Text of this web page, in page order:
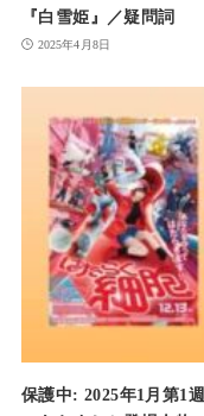
『白雪姫』／疑問詞
2025年4月8日
保護中: 2025年1月第1